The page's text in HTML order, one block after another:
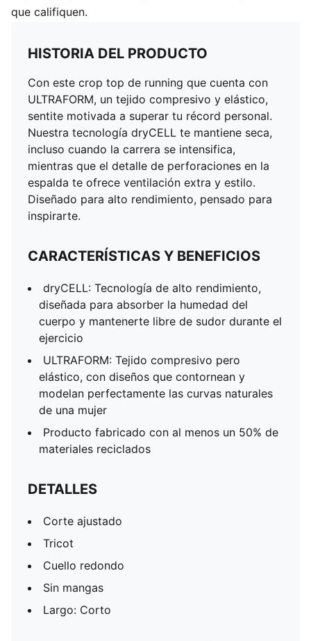
CARACTERÍSTICAS Y BENEFICIOS
libre de sudor durante el ejercicio
ULTRAFORM: Tejido compresivo pero elástico, con
diseños que contornean y modelan perfectamente las
curvas naturales de una mujer
Producto fabricado con al menos un 50% de
materiales reciclados
DETALLES
Corte ajustado
Tricot
Cuello redondo
Sin mangas
que califiquen.
HISTORIA DEL PRODUCTO
Con este crop top de running que cuenta con
ULTRAFORM, un tejido compresivo y elástico,
sentite motivada a superar tu récord personal.
Nuestra tecnología dryCELL te mantiene seca,
incluso cuando la carrera se intensifica,
mientras que el detalle de perforaciones en la
espalda te ofrece ventilación extra y estilo.
Diseñado para alto rendimiento, pensado para
inspirarte.
CARACTERÍSTICAS Y BENEFICIOS
dryCELL: Tecnología de alto rendimiento,
diseñada para absorber la humedad del
cuerpo y mantenerte libre de sudor durante el
ejercicio
ULTRAFORM: Tejido compresivo pero
elástico, con diseños que contornean y
modelan perfectamente las curvas naturales
de una mujer
Producto fabricado con al menos un 50% de
materiales reciclados
DETALLES
Corte ajustado
Tricot
Cuello redondo
Sin mangas
Largo: Corto